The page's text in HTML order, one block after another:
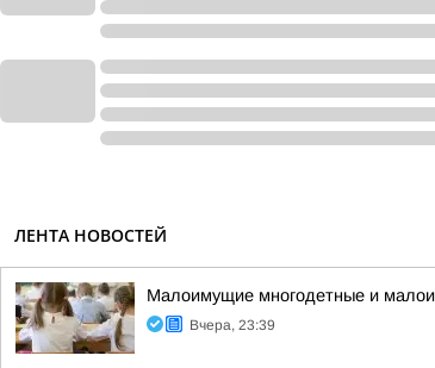
ЛЕНТА НОВОСТЕЙ
Малоимущие многодетные и
Вчера, 23:39